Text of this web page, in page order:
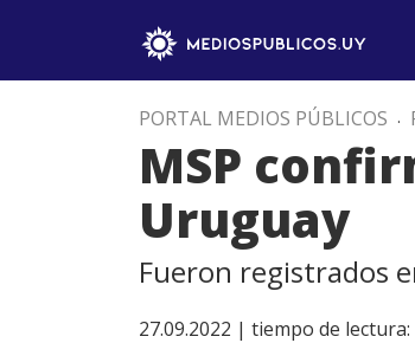
PORTAL MEDIOS PÚBLICOS .
MSP
Uruguay
Fueron registrados
27.09.2022 | tiempo de lectura: